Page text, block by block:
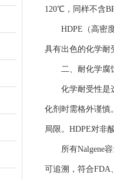
120℃，同样不含
HDPE（高密度
具有出色的化学
二、耐化学腐
化学耐受性是选
化剂时需格外谨慎
局限。HDPE对非
所有Nalgene容
可追溯，符合FDA